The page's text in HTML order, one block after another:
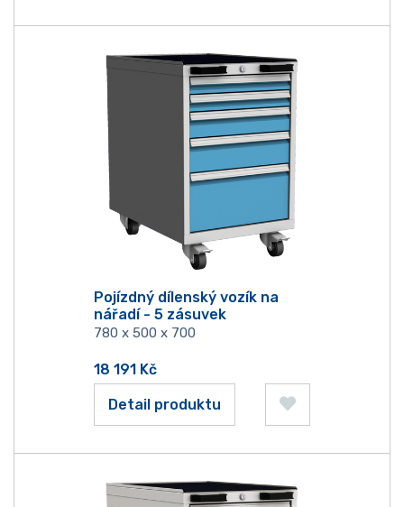
Pojízdný dílenský vozík na
nářadí - 5 zásuvek
780 x 500 x 700
18 191 Kč
Detail produktu